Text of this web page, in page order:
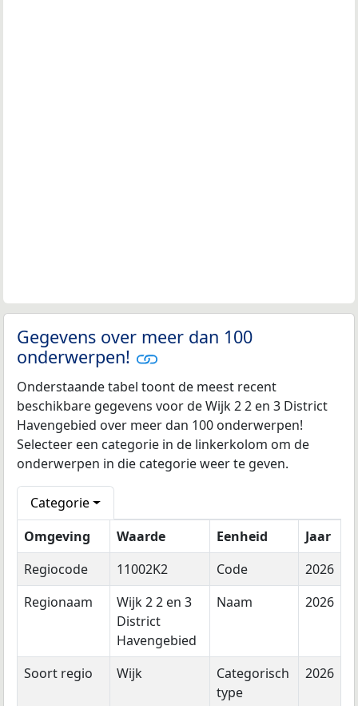
Gegevens over meer dan 100
onderwerpen!
Onderstaande tabel toont de meest recent
beschikbare gegevens voor de Wijk 2 2 en 3 District
Havengebied over meer dan 100 onderwerpen!
Selecteer een categorie in de linkerkolom om de
onderwerpen in die categorie weer te geven.
Categorie
Omgeving
Waarde Eenheid
Jaar
Regiocode
11002K2 Code
2026
Regionaam
Wijk 2 2 en 3
District
Havengebied
Naam 2026
Soort regio Wijk
Categorisch
type
2026